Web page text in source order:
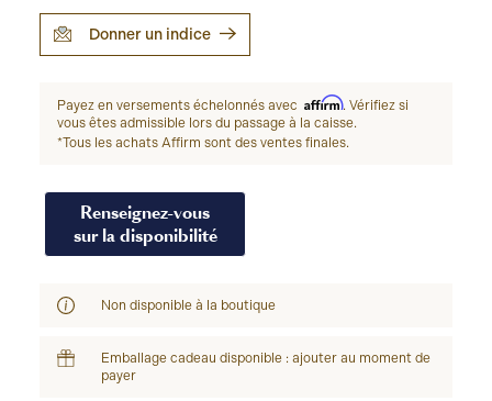
Donner un indice
Payez en versements échelonnés avec Affirm. Vérifiez si
vous êtes admissible lors du passage à la caisse.
*Tous les achats Affirm sont des ventes finales.
Renseignez-vous
sur la disponibilité
Non disponible à la boutique
Emballage cadeau disponible : ajouter au moment de
payer